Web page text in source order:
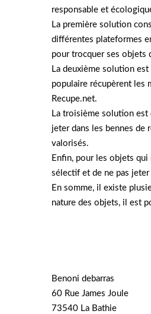
responsable et
La première solution
différentes plateformes
pour trocquer ses objets
La deuxième solution
populaire récupèrent les
Recupe.net.
La troisième solution est
jeter dans les bennes de
valorisés.
Enfin, pour les objets
sélectif et de ne pas jeter
En somme, il existe
nature des objets, il est
Benoni debarras
60 Rue James Joule
73540 La Bathie